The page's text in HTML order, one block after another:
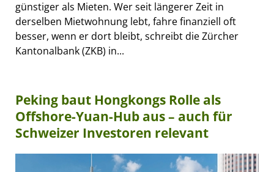
günstiger als Mieten. Wer seit längerer Zeit in
derselben Mietwohnung lebt, fahre finanziell oft
besser, wenn er dort bleibt, schreibt die Zürcher
Kantonalbank (ZKB) in...
Peking baut Hongkongs Rolle als
Offshore-Yuan-Hub aus – auch für
Schweizer Investoren relevant